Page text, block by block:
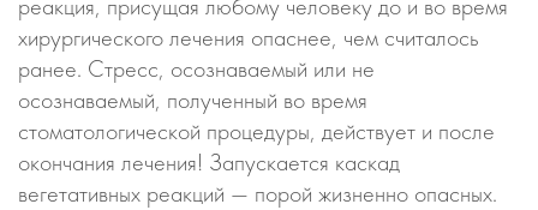
хирургического лечения опаснее, чем считалось
ранее. Стресс, осознаваемый или не
осознаваемый, полученный во время
стоматологической процедуры, действует и после
окончания лечения! Запускается каскад
вегетативных реакций — порой жизненно опасных.